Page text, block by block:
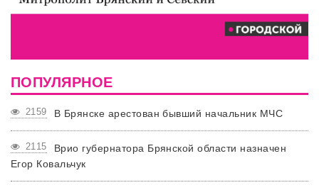
ПОПУЛЯРНОЕ
2159 В Брянске арестован бывший начальник МЧС
2115
Врио губернатора Брянской области назначен
Егор Ковальчук